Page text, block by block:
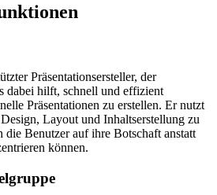
Präsentationsersteller, der
dabei hilft, schnell und effizient
Präsentationen zu erstellen. Er nutzt
Layout und Inhaltserstellung zu
die Benutzer auf ihre Botschaft anstatt
können.